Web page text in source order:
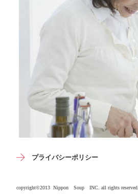
プライバシーポリシー
copyright©2013 Nippon Soup INC. all rights reserved.